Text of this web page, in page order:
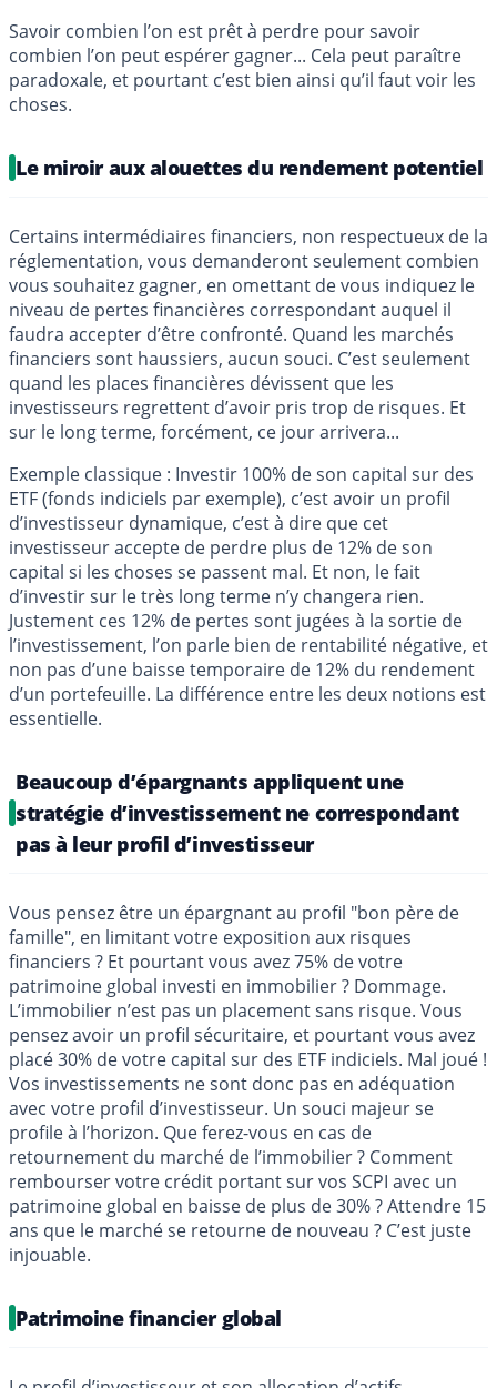
Savoir combien l’on est prêt à perdre pour savoir
combien l’on peut espérer gagner... Cela peut paraître
paradoxale, et pourtant c’est bien ainsi qu’il faut voir les
choses.
Le miroir aux alouettes du rendement potentiel
Certains intermédiaires financiers, non respectueux de la
réglementation, vous demanderont seulement combien
vous souhaitez gagner, en omettant de vous indiquez le
niveau de pertes financières correspondant auquel il
faudra accepter d’être confronté. Quand les marchés
financiers sont haussiers, aucun souci. C’est seulement
quand les places financières dévissent que les
investisseurs regrettent d’avoir pris trop de risques. Et
sur le long terme, forcément, ce jour arrivera...
Exemple classique : Investir 100% de son capital sur des
ETF (fonds indiciels par exemple), c’est avoir un profil
d’investisseur dynamique, c’est à dire que cet
investisseur accepte de perdre plus de 12% de son
capital si les choses se passent mal. Et non, le fait
d’investir sur le très long terme n’y changera rien.
Justement ces 12% de pertes sont jugées à la sortie de
l’investissement, l’on parle bien de rentabilité négative, et
non pas d’une baisse temporaire de 12% du rendement
d’un portefeuille. La différence entre les deux notions est
essentielle.
Beaucoup d’épargnants appliquent une
stratégie d’investissement ne correspondant
pas à leur profil d’investisseur
Vous pensez être un épargnant au profil "bon père de
famille", en limitant votre exposition aux risques
financiers ? Et pourtant vous avez 75% de votre
patrimoine global investi en immobilier ? Dommage.
L’immobilier n’est pas un placement sans risque. Vous
pensez avoir un profil sécuritaire, et pourtant vous avez
placé 30% de votre capital sur des ETF indiciels. Mal joué !
Vos investissements ne sont donc pas en adéquation
avec votre profil d’investisseur. Un souci majeur se
profile à l’horizon. Que ferez-vous en cas de
retournement du marché de l’immobilier ? Comment
rembourser votre crédit portant sur vos SCPI avec un
patrimoine global en baisse de plus de 30% ? Attendre 15
ans que le marché se retourne de nouveau ? C’est juste
injouable.
Patrimoine financier global